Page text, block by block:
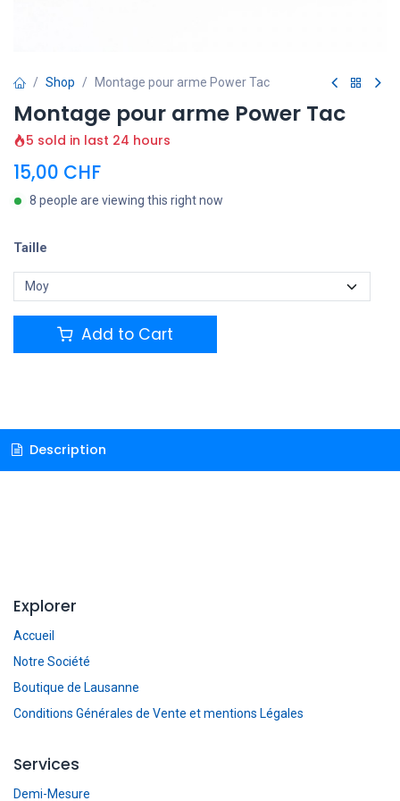
Shop Montage pour arme Power Tac
Montage pour arme Power Tac
5 sold in last 24 hours
15,00 CHF
8 people are viewing this right now
Taille
Add to Cart
Description
Explorer
Accueil
Notre Société
Boutique de Lausanne
Conditions Générales de Vente et mentions Légales
Services
Demi-Mesure